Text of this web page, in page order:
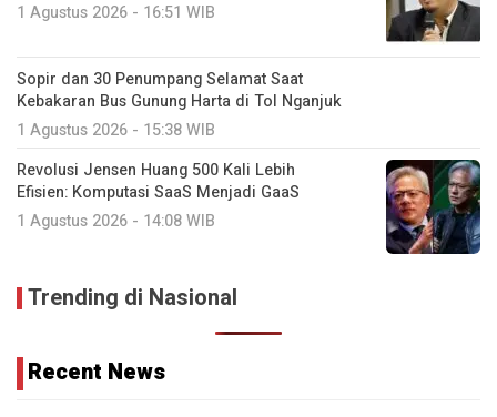
1 Agustus 2026 - 16:51 WIB
Sopir dan 30 Penumpang Selamat Saat
Kebakaran Bus Gunung Harta di Tol Nganjuk
1 Agustus 2026 - 15:38 WIB
Revolusi Jensen Huang 500 Kali Lebih
Efisien: Komputasi SaaS Menjadi GaaS
1 Agustus 2026 - 14:08 WIB
Trending di Nasional
Recent News